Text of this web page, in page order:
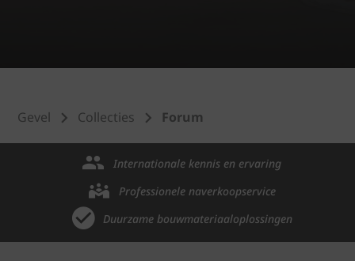
Gevel Collecties Forum
Internationale kennis en ervaring
Professionele naverkoopservice
Duurzame bouwmateriaaloplossingen